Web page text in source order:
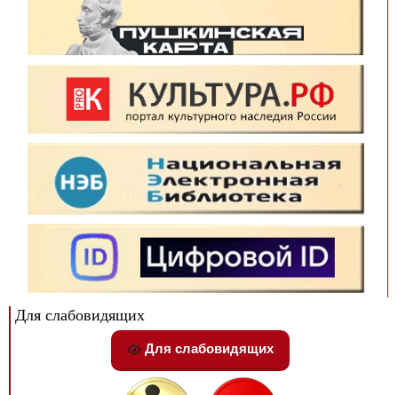
Для слабовидящих
Для слабовидящих